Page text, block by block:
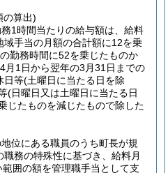
の算出)
1時間当たりの給与額は、給料
手当の月額の合計額に12を乗
勤務時間に52を乗じたものか
月1日から翌年の3月31日までの
日等(土曜日に当たる日を除
(日曜日又は土曜日に当たる日
じたものを減じたもので除した
位にある職員のうち町長が規
務の特殊性に基づき、給料月
囲の額を管理職手当として支